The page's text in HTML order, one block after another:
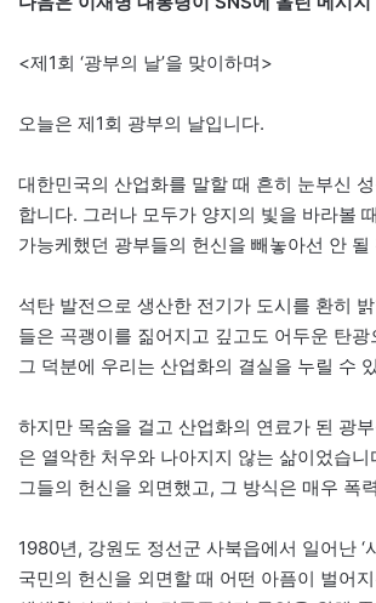
<제1회 ‘광부의 날’을 맞이하며>
오늘은 제1회 광부의 날입니다.
대한민국의 산업화를 말할 때 흔히 눈부신
합니다. 그러나 모두가 양지의 빛을 바라볼
가능케했던 광부들의 헌신을 빼놓아선 안 될
석탄 발전으로 생산한 전기가 도시를 환히
들은 곡괭이를 짊어지고 깊고도 어두운 탄
그 덕분에 우리는 산업화의 결실을 누릴 수
하지만 목숨을 걸고 산업화의 연료가 된 광
은 열악한 처우와 나아지지 않는 삶이었습
그들의 헌신을 외면했고, 그 방식은 매우 폭
1980년, 강원도 정선군 사북읍에서 일어난 ‘
국민의 헌신을 외면할 때 어떤 아픔이 벌어